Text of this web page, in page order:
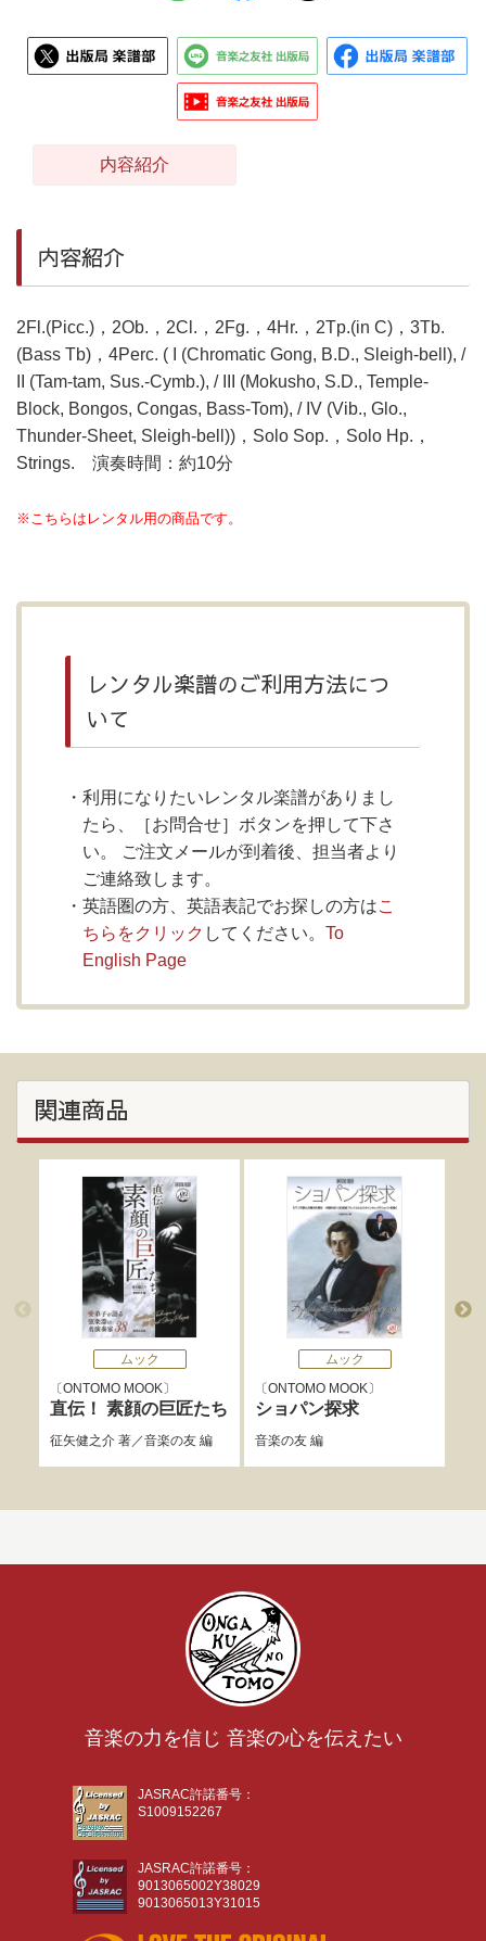
内容紹介
内容紹介
2Fl.(Picc.)，2Ob.，2Cl.，2Fg.，4Hr.，2Tp.(in C)，3Tb.
(Bass Tb)，4Perc. ( I (Chromatic Gong, B.D., Sleigh-bell), /
II (Tam-tam, Sus.-Cymb.), / III (Mokusho, S.D., Temple-
Block, Bongos, Congas, Bass-Tom), / IV (Vib., Glo.,
Thunder-Sheet, Sleigh-bell))，Solo Sop.，Solo Hp.，
Strings. 演奏時間：約10分
※こちらはレンタル用の商品です。
レンタル楽譜のご利用方法につ
いて
利用になりたいレンタル楽譜がありまし
たら、［お問合せ］ボタンを押して下さ
い。 ご注文メールが到着後、担当者より
ご連絡致します。
英語圏の方、英語表記でお探しの方はこ
ちらをクリック してください。 To
English Page
関連商品
ムック
ONTOMO MOOK
直伝！ 素顔の巨匠たち
征矢健之介著／音楽の友編
ムック
ONTOMO MOOK
ショパン探求
音楽の友編
音楽の力を信じ 音楽の心を伝えたい
JASRAC許諾番号：
S1009152267
JASRAC許諾番号：
9013065002Y38029
9013065013Y31015